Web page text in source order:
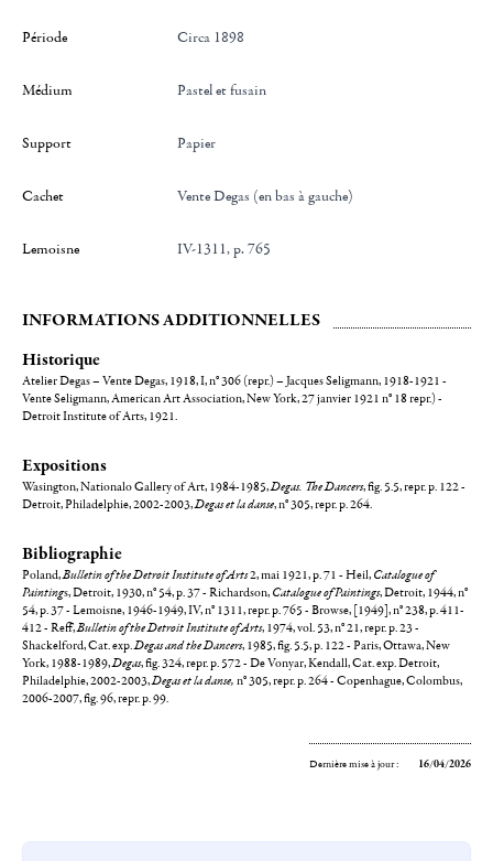
Période Circa 1898
Médium Pastel et fusain
Support Papier
Cachet Vente Degas (en bas à gauche)
Lemoisne IV-1311, p. 765
INFORMATIONS ADDITIONNELLES
Historique
Atelier Degas – Vente Degas, 1918, I, n° 306 (repr.) – Jacques Seligmann, 1918-1921 -
Vente Seligmann, American Art Association, New York, 27 janvier 1921 n° 18 repr.) -
Detroit Institute of Arts, 1921.
Expositions
Wasington, Nationalo Gallery of Art, 1984-1985,Degas. The Dancers, fig. 5.5, repr. p. 122 -
Detroit, Philadelphie, 2002-2003,Degas et la danse, n° 305, repr. p. 264.
Bibliographie
Poland,Bulletin of the Detroit Institute of Arts2, mai 1921, p. 71 - Heil, Catalogue of
Paintings, Detroit, 1930, n° 54, p. 37 - Richardson, Catalogue of Paintings, Detroit, 1944, n°
54, p. 37 - Lemoisne, 1946-1949, IV, n° 1311, repr. p. 765 - Browse, [1949], n° 238, p. 411-
412 - Reff,Bulletin of the Detroit Institute of Arts, 1974, vol. 53, n° 21, repr. p. 23 -
Shackelford, Cat. exp.Degas and the Dancers, 1985, fig. 5.5, p. 122 - Paris, Ottawa, New
York, 1988-1989,Degas, fig. 324, repr. p. 572 - De Vonyar, Kendall, Cat. exp. Detroit,
Philadelphie, 2002-2003,Degas et la danse, n° 305, repr. p. 264 - Copenhague, Colombus,
2006-2007, fig. 96, repr. p. 99.
Dernière mise à jour : 16/04/2026